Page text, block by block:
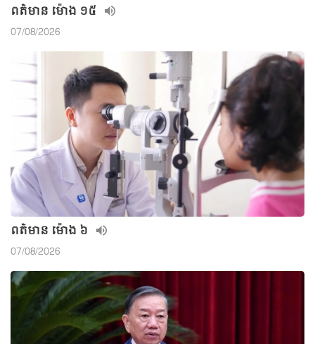
ពត៌មាន ម៉ោង ១៥
07/08/2026
ពត៌មាន ម៉ោង​ ៦
07/08/2026